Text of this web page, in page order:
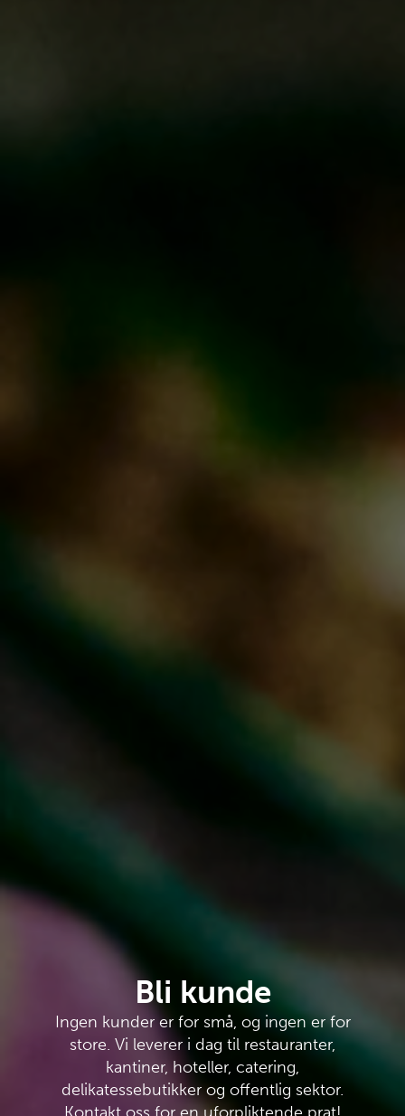
Bli kunde
Ingen kunder er for små, og ingen er for
store. Vi leverer i dag til restauranter,
kantiner, hoteller, catering,
delikatessebutikker og offentlig sektor.